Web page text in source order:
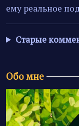
ему реальное
Старые
Обо мне